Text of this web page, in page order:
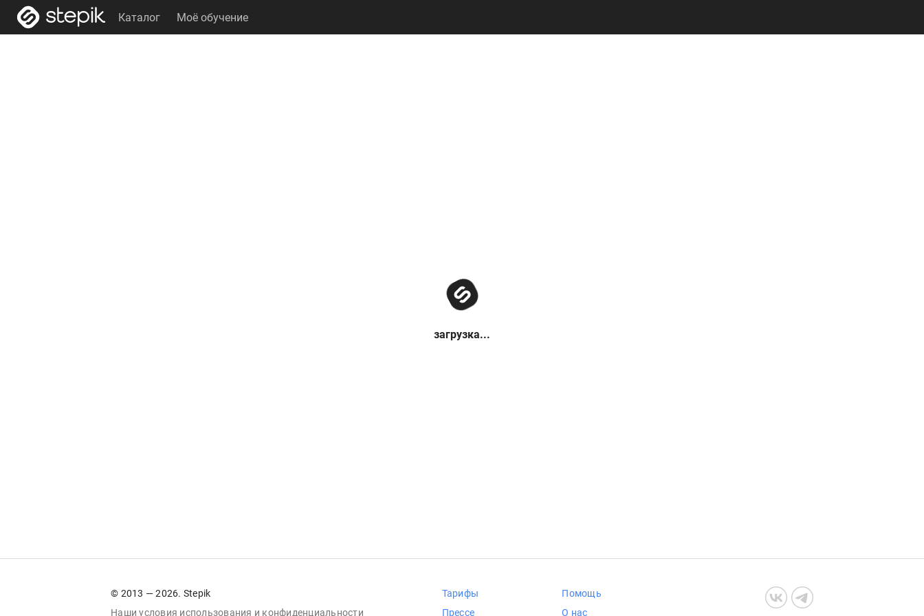
Каталог Моё обучение
загрузка...
© 2013 — 2026. Stepik
Наши условия использования и конфиденциальности
Тарифы
Прессе
Помощь
О нас